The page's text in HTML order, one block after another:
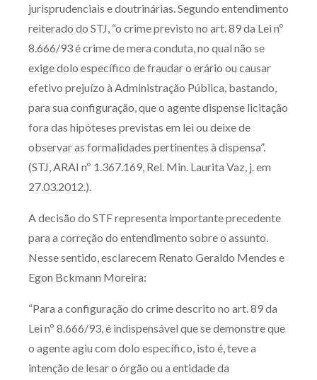
Orientação por Escrito
Mentoria Zênite
Capacitação
Zênite Online
Eventos presenciais
Zênite in Company
Receba por RSS
Av. Sete de Setembro, 4698
Batel
Curitiba CEP 80240-000
Telefone (41) 2109-8666
Whatsapp (41) 98881-6616
jurisprudenciais e doutrinárias. Segundo entendimento
reiterado do STJ, “o crime previsto no art. 89 da Lei nº
8.666/93 é crime de mera conduta, no qual não se
exige dolo específico de fraudar o erário ou causar
efetivo prejuízo à Administração Pública, bastando,
para sua configuração, que o agente dispense licitação
fora das hipóteses previstas em lei ou deixe de
observar as formalidades pertinentes à dispensa”.
(STJ, ARAI nº 1.367.169, Rel. Min. Laurita Vaz, j. em
27.03.2012.).
A decisão do STF representa importante precedente
para a correção do entendimento sobre o assunto.
Nesse sentido, esclarecem Renato Geraldo Mendes e
Egon Bckmann Moreira:
“Para a configuração do crime descrito no art. 89 da
Lei nº 8.666/93, é indispensável que se demonstre que
o agente agiu com dolo específico, isto é, teve a
intenção de lesar o órgão ou a entidade da